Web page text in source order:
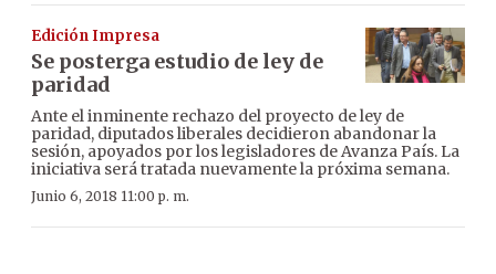
Edición Impresa
Se posterga estudio de ley de
paridad
Ante el inminente rechazo del proyecto de ley de
paridad, diputados liberales decidieron abandonar la
sesión, apoyados por los legisladores de Avanza País. La
iniciativa será tratada nuevamente la próxima semana.
Junio 6, 2018 11:00 p. m.